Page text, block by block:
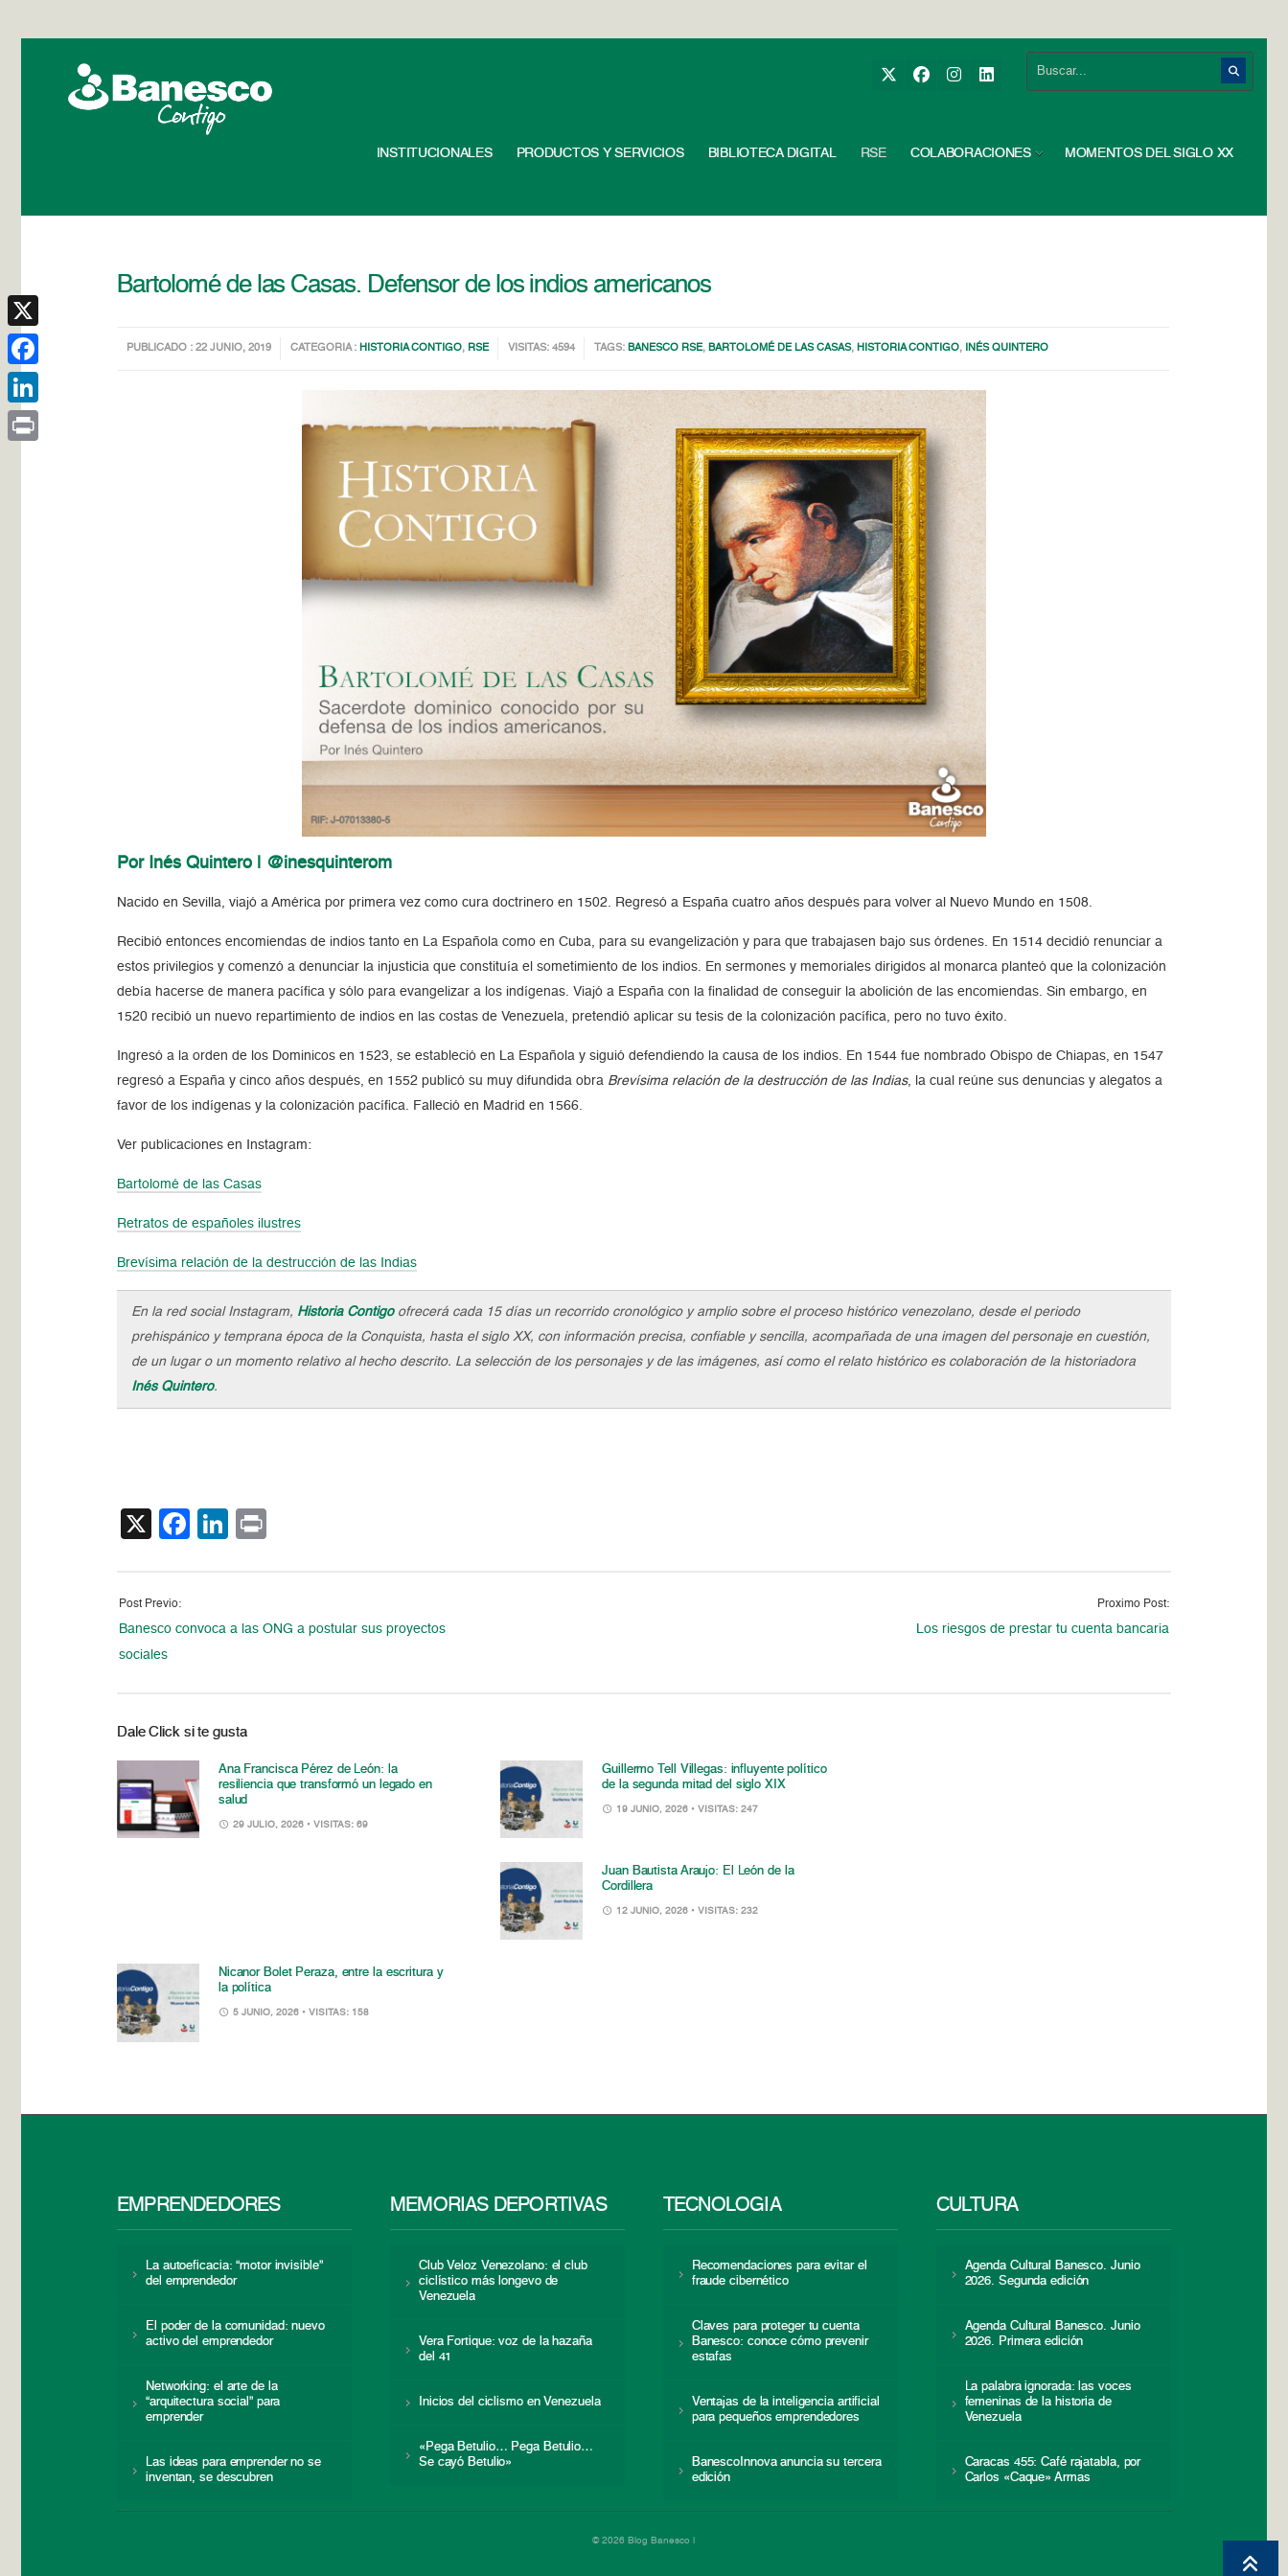
INSTITUCIONALES PRODUCTOS Y SERVICIOS BIBLIOTECA DIGITAL RSE COLABORACIONES MOMENTOS DEL SIGLO XX
Bartolomé de las Casas. Defensor de los indios americanos
PUBLICADO : 22 JUNIO, 2019 CATEGORIA : HISTORIA CONTIGO, RSE VISITAS: 4594 TAGS: BANESCO RSE, BARTOLOMÉ DE LAS CASAS, HISTORIA CONTIGO, INÉS QUINTERO
Por Inés Quintero | @inesquinterom
Nacido en Sevilla, viajó a América por primera vez como cura doctrinero en 1502. Regresó a España cuatro años después para volver al Nuevo Mundo en 1508.
Recibió entonces encomiendas de indios tanto en La Española como en Cuba, para su evangelización y para que trabajasen bajo sus órdenes. En 1514 decidió renunciar a
estos privilegios y comenzó a denunciar la injusticia que constituía el sometimiento de los indios. En sermones y memoriales dirigidos al monarca planteó que la colonización
debía hacerse de manera pacífica y sólo para evangelizar a los indígenas. Viajó a España con la finalidad de conseguir la abolición de las encomiendas. Sin embargo, en
1520 recibió un nuevo repartimiento de indios en las costas de Venezuela, pretendió aplicar su tesis de la colonización pacífica, pero no tuvo éxito.
Ingresó a la orden de los Dominicos en 1523, se estableció en La Española y siguió defendiendo la causa de los indios. En 1544 fue nombrado Obispo de Chiapas, en 1547
regresó a España y cinco años después, en 1552 publicó su muy difundida obra Brevísima relación de la destrucción de las Indias, la cual reúne sus denuncias y alegatos a
favor de los indígenas y la colonización pacífica. Falleció en Madrid en 1566.
Ver publicaciones en Instagram:
Bartolomé de las Casas
Retratos de españoles ilustres
Brevísima relación de la destrucción de las Indias
En la red social Instagram, Historia Contigo ofrecerá cada 15 días un recorrido cronológico y amplio sobre el proceso histórico venezolano, desde el periodo
prehispánico y temprana época de la Conquista, hasta el siglo XX, con información precisa, confiable y sencilla, acompañada de una imagen del personaje en cuestión,
de un lugar o un momento relativo al hecho descrito. La selección de los personajes y de las imágenes, así como el relato histórico es colaboración de la historiadora
Inés Quintero.
X Facebook
LinkedIn
Post Previo:
Banesco convoca a las ONG a postular sus proyectos
sociales
Proximo Post:
Los riesgos de prestar tu cuenta bancaria
Dale Click si te gusta
Ana Francisca Pérez de León: la
resiliencia que transformó un legado en
salud
29 JULIO, 2026 • VISITAS: 69
Guillermo Tell Villegas: influyente político
de la segunda mitad del siglo XIX
19 JUNIO, 2026 • VISITAS: 247
Juan Bautista Araujo: El León de la
Cordillera
12 JUNIO, 2026 • VISITAS: 232
Nicanor Bolet Peraza, entre la escritura y
la política
5 JUNIO, 2026 • VISITAS: 158
EMPRENDEDORES
La autoeficacia: “motor invisible”
del emprendedor
El poder de la comunidad: nuevo
activo del emprendedor
Networking: el arte de la
“arquitectura social” para
emprender
Las ideas para emprender no se
inventan, se descubren
MEMORIAS DEPORTIVAS
Club Veloz Venezolano: el club
ciclístico más longevo de
Venezuela
Vera Fortique: voz de la hazaña
del 41
Inicios del ciclismo en Venezuela
«Pega Betulio… Pega Betulio…
Se cayó Betulio»
TECNOLOGÍA
Recomendaciones para evitar el
fraude cibernético
Claves para proteger tu cuenta
Banesco: conoce cómo prevenir
estafas
Ventajas de la inteligencia artificial
para pequeños emprendedores
BanescoInnova anuncia su tercera
edición
CULTURA
Agenda Cultural Banesco. Junio
2026. Segunda edición
Agenda Cultural Banesco. Junio
2026. Primera edición
La palabra ignorada: las voces
femeninas de la historia de
Venezuela
Caracas 455: Café rajatabla, por
Carlos «Caque» Armas
© 2026 Blog Banesco |
X
Facebook
LinkedIn